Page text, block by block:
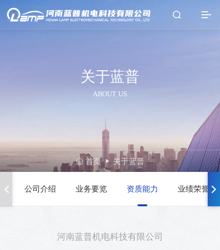
关于蓝普
ABOUT US
首页 关于蓝普
公司介绍 业务要览 资质能力 业绩荣誉
河南蓝普机电科技有限公司